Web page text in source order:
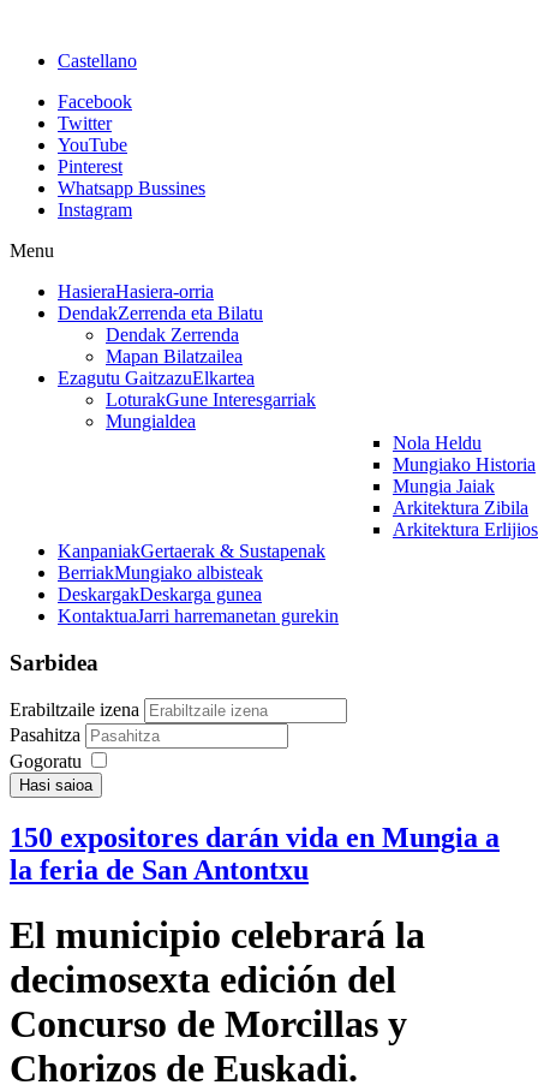
Castellano
Facebook
Twitter
YouTube
Pinterest
Whatsapp Bussines
Instagram
Menu
HasieraHasiera-orria
DendakZerrenda eta Bilatu
Dendak Zerrenda
Mapan Bilatzailea
Ezagutu GaitzazuElkartea
LoturakGune Interesgarriak
Mungialdea
Nola Heldu
Mungiako Historia
Mungia Jaiak
Arkitektura Zibila
Arkitektura
KanpaniakGertaerak & Sustapenak
BerriakMungiako albisteak
DeskargakDeskarga gunea
KontaktuaJarri harremanetan gurekin
Sarbidea
Erabiltzaile izena
Pasahitza
Gogoratu
Hasi saioa
150 expositores darán vida en Mungia a
la feria de San Antontxu
El municipio celebrará la
decimosexta edición del
Concurso de Morcillas y
Chorizos de Euskadi.